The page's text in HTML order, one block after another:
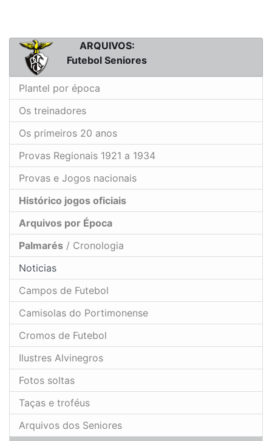
ARQUIVOS:
Futebol Seniores
Plantel por época
Os treinadores
Os primeiros 20 anos
Provas Regionais 1921 a 1934
Provas e Jogos nacionais
Histórico jogos oficiais
Arquivos por Época
Palmarés / Cronologia
Noticias
Campos de Futebol
Camisolas do Portimonense
Cromos de Futebol
Ilustres Alvinegros
Fotos soltas
Taças e troféus
Arquivos dos Seniores